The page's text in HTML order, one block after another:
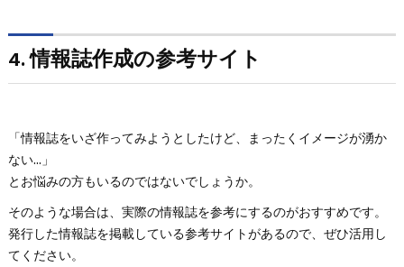
4. 情報誌作成の参考サイト
「情報誌をいざ作ってみようとしたけど、まったくイメージが湧か
ない...」
とお悩みの方もいるのではないでしょうか。
そのような場合は、実際の情報誌を参考にするのがおすすめです。
発行した情報誌を掲載している参考サイトがあるので、ぜひ活用し
てください。